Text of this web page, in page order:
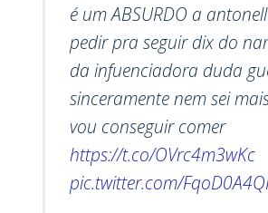
é um ABSURDO a
pedir pra seguir dix do
da infuenciadora duda
sinceramente nem sei
vou conseguir comer
https://t.co/OVrc4m3wKc
pic.twitter.com/